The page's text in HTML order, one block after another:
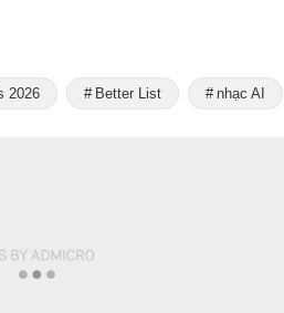
2026 Better List nhạc AI